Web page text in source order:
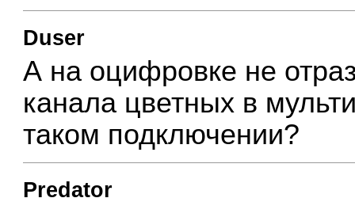
Duser
А на оцифровке не
канала цветных в
таком подключении?
Predator